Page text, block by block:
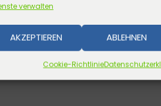
verwalten
AKZEPTIEREN ABLEHNEN
Cookie-Richtlinie